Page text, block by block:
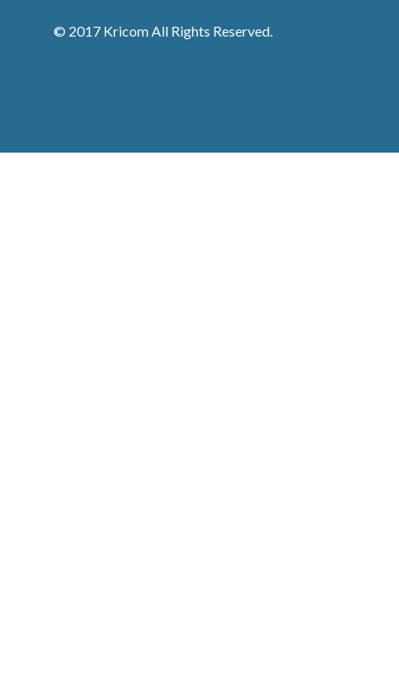
© 2017 Kricom All Rights Reserved.